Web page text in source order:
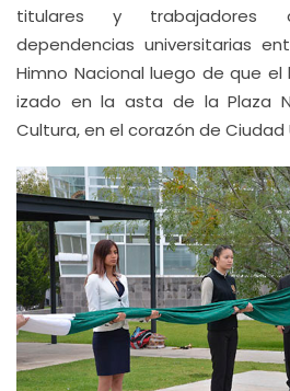
titulares y trabajadores
dependencias universitarias
Himno Nacional luego de que
izado en la asta de la Plaza
Cultura, en el corazón de Ciudad